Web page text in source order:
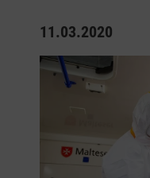
11.03.2020